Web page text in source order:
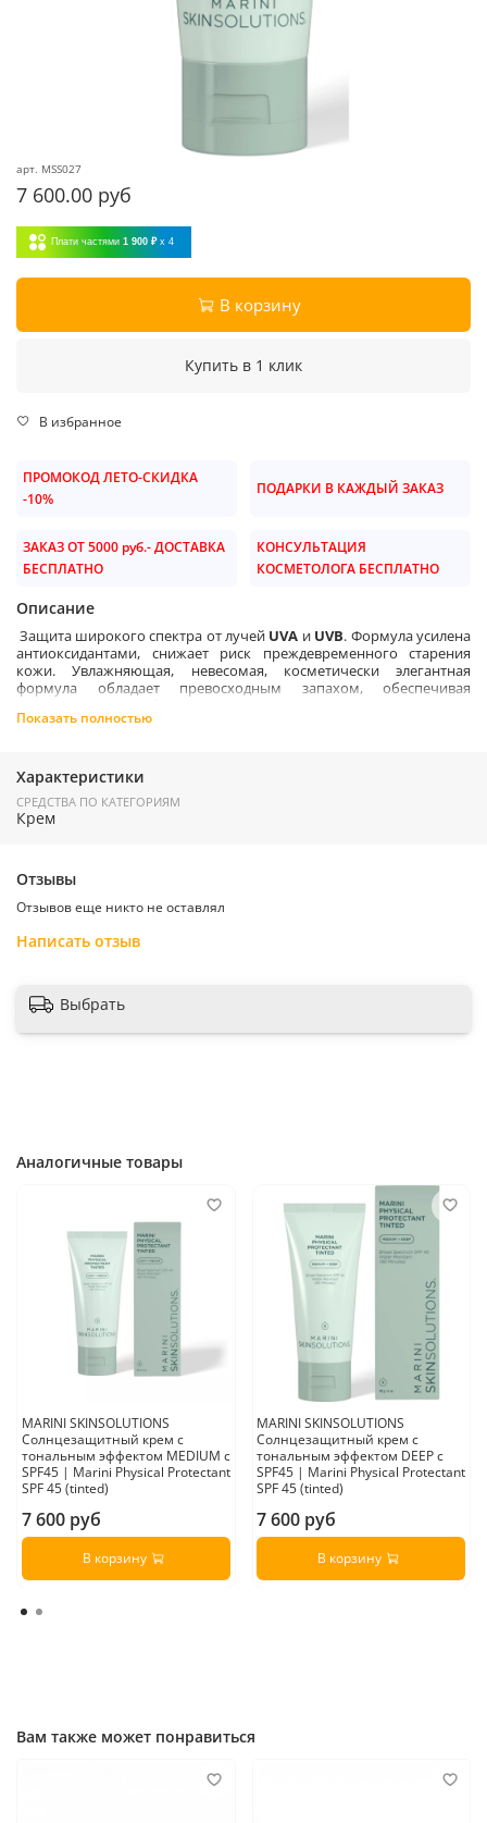
арт. MSS027
7 600.00 руб
Плати частями 1 900 ₽ x 4
В корзину
Купить в 1 клик
В избранное
ПРОМОКОД ЛЕТО-СКИДКА
-10%
ПОДАРКИ В КАЖДЫЙ ЗАКАЗ
ЗАКАЗ ОТ 5000 руб.- ДОСТАВКА
БЕСПЛАТНО
КОНСУЛЬТАЦИЯ
КОСМЕТОЛОГА БЕСПЛАТНО
Описание
Защита широкого спектра от лучей UVA и UVB. Формула усилена
антиоксидантами, снижает риск преждевременного старения
кожи. Увлажняющая, невесомая, косметически элегантная
формула обладает превосходным запахом, обеспечивая
потребителей. Система улавливания жира помогает
FDA). Не содержит масел
Основные ингредиенты:
Оксибензон
Бета-глюкан 1, 3
Гиалуроновая кислота
Показать полностью
Характеристики
СРЕДСТВА ПО КАТЕГОРИЯМ
Крем
Отзывы
Отзывов еще никто не оставлял
Написать отзыв
Выбрать
Аналогичные товары
MARINI SKINSOLUTIONS
Солнцезащитный крем с
тональным эффектом MEDIUM c
SPF45 | Marini Physical Protectant
SPF 45 (tinted)
7 600 руб
В корзину
MARINI SKINSOLUTIONS
Солнцезащитный крем с
тональным эффектом DEEP c
SPF45 | Marini Physical Protectant
SPF 45 (tinted)
7 600 руб
В корзину
Вам также может понравиться